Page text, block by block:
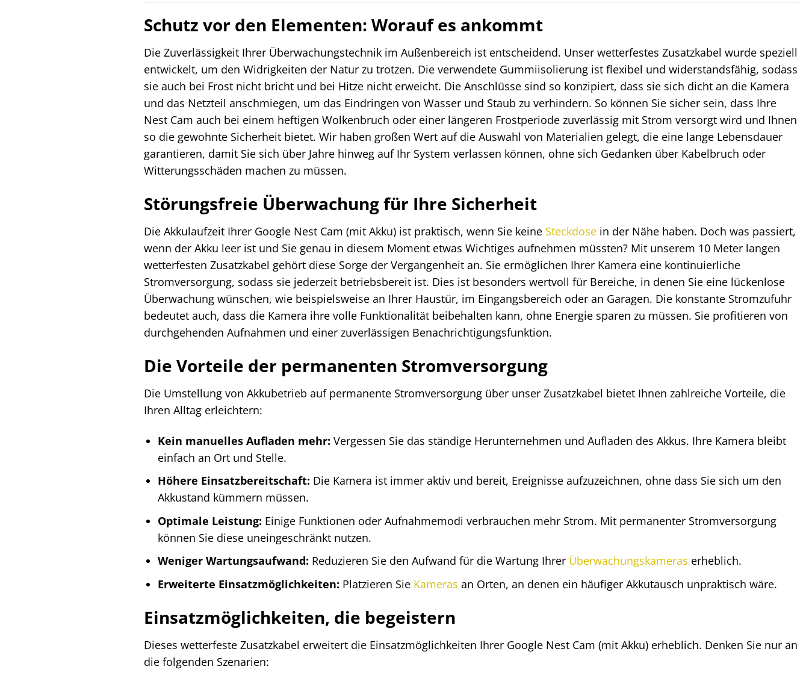
Schutz vor den Elementen: Worauf es ankommt
Die Zuverlässigkeit Ihrer Überwachungstechnik im Außenbereich ist entscheidend. Unser wetterfestes Zusatzkabel wurde speziell
entwickelt, um den Widrigkeiten der Natur zu trotzen. Die verwendete Gummiisolierung ist flexibel und widerstandsfähig, sodass
sie auch bei Frost nicht bricht und bei Hitze nicht erweicht. Die Anschlüsse sind so konzipiert, dass sie sich dicht an die Kamera
und das Netzteil anschmiegen, um das Eindringen von Wasser und Staub zu verhindern. So können Sie sicher sein, dass Ihre
Nest Cam auch bei einem heftigen Wolkenbruch oder einer längeren Frostperiode zuverlässig mit Strom versorgt wird und Ihnen
so die gewohnte Sicherheit bietet. Wir haben großen Wert auf die Auswahl von Materialien gelegt, die eine lange Lebensdauer
garantieren, damit Sie sich über Jahre hinweg auf Ihr System verlassen können, ohne sich Gedanken über Kabelbruch oder
Witterungsschäden machen zu müssen.
Störungsfreie Überwachung für Ihre Sicherheit
Die Akkulaufzeit Ihrer Google Nest Cam (mit Akku) ist praktisch, wenn Sie keine Steckdose in der Nähe haben. Doch was passiert,
wenn der Akku leer ist und Sie genau in diesem Moment etwas Wichtiges aufnehmen müssten? Mit unserem 10 Meter langen
wetterfesten Zusatzkabel gehört diese Sorge der Vergangenheit an. Sie ermöglichen Ihrer Kamera eine kontinuierliche
Stromversorgung, sodass sie jederzeit betriebsbereit ist. Dies ist besonders wertvoll für Bereiche, in denen Sie eine lückenlose
Überwachung wünschen, wie beispielsweise an Ihrer Haustür, im Eingangsbereich oder an Garagen. Die konstante Stromzufuhr
bedeutet auch, dass die Kamera ihre volle Funktionalität beibehalten kann, ohne Energie sparen zu müssen. Sie profitieren von
durchgehenden Aufnahmen und einer zuverlässigen Benachrichtigungsfunktion.
Die Vorteile der permanenten Stromversorgung
Die Umstellung von Akkubetrieb auf permanente Stromversorgung über unser Zusatzkabel bietet Ihnen zahlreiche Vorteile, die
Ihren Alltag erleichtern:
Kein manuelles Aufladen mehr: Vergessen Sie das ständige Herunternehmen und Aufladen des Akkus. Ihre Kamera bleibt
einfach an Ort und Stelle.
Höhere Einsatzbereitschaft: Die Kamera ist immer aktiv und bereit, Ereignisse aufzuzeichnen, ohne dass Sie sich um den
Akkustand kümmern müssen.
Optimale Leistung: Einige Funktionen oder Aufnahmemodi verbrauchen mehr Strom. Mit permanenter Stromversorgung
können Sie diese uneingeschränkt nutzen.
Weniger Wartungsaufwand: Reduzieren Sie den Aufwand für die Wartung Ihrer Überwachungskameras erheblich.
Erweiterte Einsatzmöglichkeiten: Platzieren Sie Kameras an Orten, an denen ein häufiger Akkutausch unpraktisch wäre.
Einsatzmöglichkeiten, die begeistern
Dieses wetterfeste Zusatzkabel erweitert die Einsatzmöglichkeiten Ihrer Google Nest Cam (mit Akku) erheblich. Denken Sie nur an
die folgenden Szenarien: